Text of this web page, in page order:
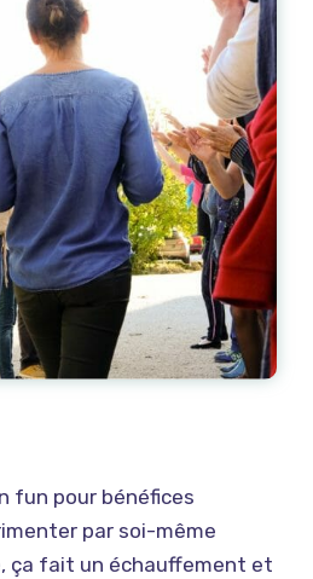
fun pour bénéfices
par soi-même
ça fait un échauffement et